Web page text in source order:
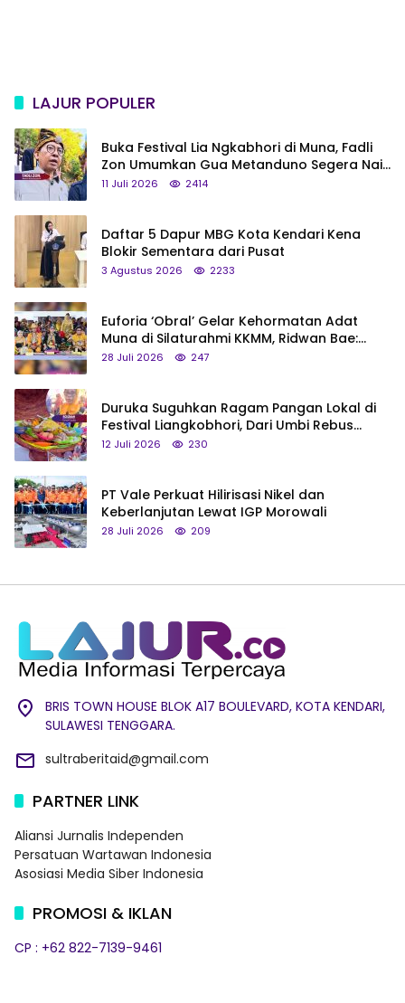
LAJUR POPULER
Buka Festival Lia Ngkabhori di Muna, Fadli
Zon Umumkan Gua Metanduno Segera Naik
Status Jadi Cagar Budaya Nasional
11 Juli 2026 2414
Daftar 5 Dapur MBG Kota Kendari Kena
Blokir Sementara dari Pusat
3 Agustus 2026 2233
Euforia ‘Obral’ Gelar Kehormatan Adat
Muna di Silaturahmi KKMM, Ridwan Bae:
Saya Bukan Tipe Begitu, Belum Pantas!
28 Juli 2026 247
Duruka Suguhkan Ragam Pangan Lokal di
Festival Liangkobhori, Dari Umbi Rebus
hingga Tumpeng Beras Muna
12 Juli 2026 230
PT Vale Perkuat Hilirisasi Nikel dan
Keberlanjutan Lewat IGP Morowali
28 Juli 2026 209
BRIS TOWN HOUSE BLOK A17 BOULEVARD, KOTA KENDARI,
SULAWESI TENGGARA.
sultraberitaid@gmail.com
PARTNER LINK
Aliansi Jurnalis Independen
Persatuan Wartawan Indonesia
Asosiasi Media Siber Indonesia
PROMOSI & IKLAN
CP : +62 822-7139-9461